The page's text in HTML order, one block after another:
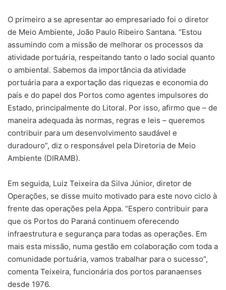
O primeiro a se apresentar ao empresariado foi o diretor
de Meio Ambiente, João Paulo Ribeiro Santana. “Estou
assumindo com a missão de melhorar os processos da
atividade portuária, respeitando tanto o lado social quanto
o ambiental. Sabemos da importância da atividade
portuária para a exportação das riquezas e economia do
país e do papel dos Portos como agentes impulsores do
Estado, principalmente do Litoral. Por isso, afirmo que – de
maneira adequada às normas, regras e leis – queremos
contribuir para um desenvolvimento saudável e
duradouro”, diz o responsável pela Diretoria de Meio
Ambiente (DIRAMB).
Em seguida, Luiz Teixeira da Silva Júnior, diretor de
Operações, se disse muito motivado para este novo ciclo à
frente das operações pela Appa. “Espero contribuir para
que os Portos do Paraná continuem oferecendo
infraestrutura e segurança para todas as operações. Em
mais esta missão, numa gestão em colaboração com toda a
comunidade portuária, vamos trabalhar para o sucesso”,
comenta Teixeira, funcionária dos portos paranaenses
desde 1976.